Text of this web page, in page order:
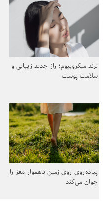
ترند میکروبیوم؛ راز جدید زیبایی و
سلامت پوست
پیاده‌روی روی زمین ناهموار مغز را
جوان می‌کند